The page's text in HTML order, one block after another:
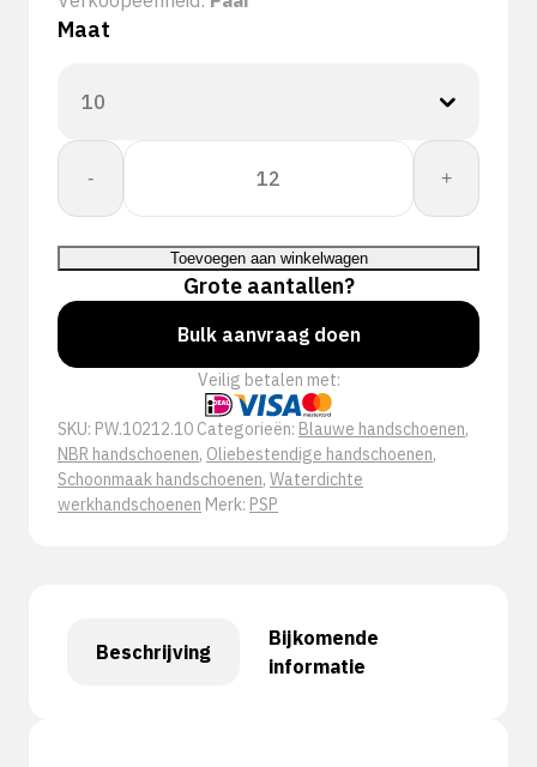
Maat
-
PSP
212
NBR
Werkhandschoen
aantal
+
Toevoegen aan winkelwagen
Grote aantallen?
Bulk aanvraag doen
Veilig betalen met:
SKU: PW.10212.10 Categorieën: Blauwe handschoenen,
NBR handschoenen, Oliebestendige handschoenen,
Schoonmaak handschoenen, Waterdichte
werkhandschoenen Merk: PSP
Beschrijving
Bijkomende
informatie